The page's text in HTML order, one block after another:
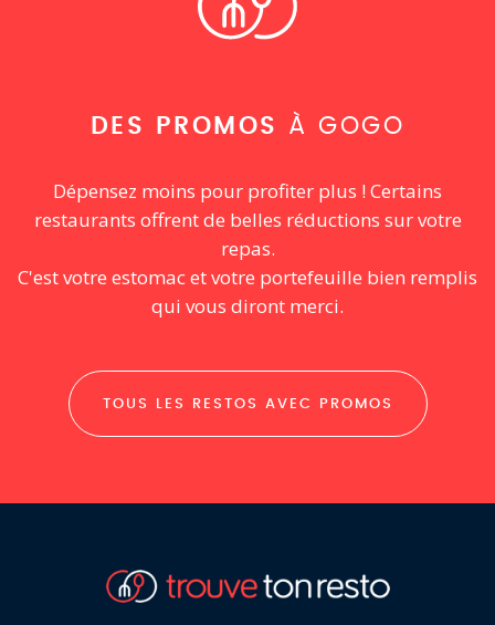
DES PROMOS À GOGO
Dépensez moins pour profiter plus ! Certains
restaurants offrent de belles réductions sur votre
repas.
C'est votre estomac et votre portefeuille bien remplis
qui vous diront merci.
TOUS LES RESTOS AVEC PROMOS